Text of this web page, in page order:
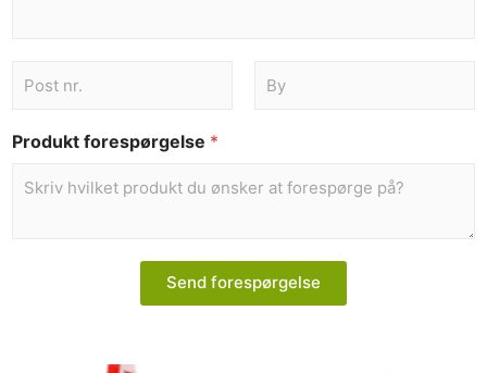
Produkt forespørgelse *
Send forespørgelse